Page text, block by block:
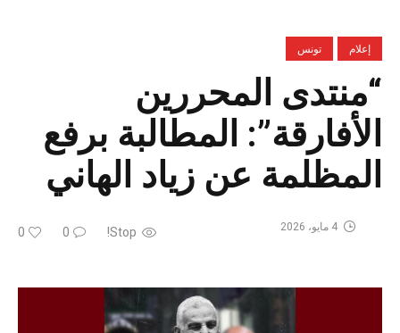
إعلام تونس
“منتدى المحررين
الأفارقة”: المطالبة برفع
المظلمة عن زياد الهاني
Stop!
0
0 4 مايو، 2026